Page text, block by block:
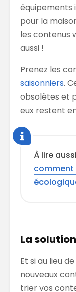
équipements
pour la
les contenus
aussi !
Prenez les
saisonniers.
obsolètes et
eux restent
À lire
comment
La
Et si au lieu
nouveaux
trier vos